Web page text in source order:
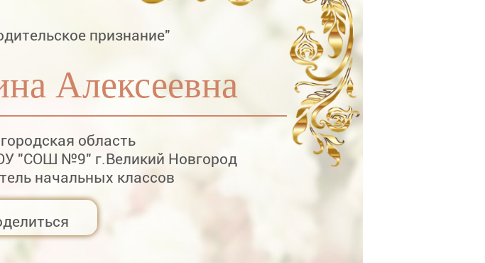
признание"
Алексеевна
область
"СОШ №9" г.Великий Новгород
начальных классов